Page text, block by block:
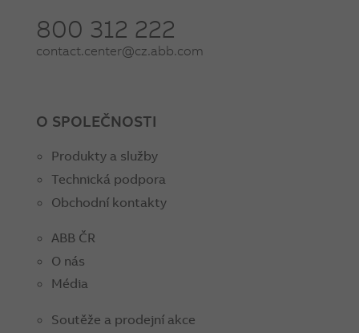
800 312 222
contact.center@cz.abb.com
O SPOLEČNOSTI
Produkty a služby
Technická podpora
Obchodní kontakty
ABB ČR
O nás
Média
Soutěže a prodejní akce